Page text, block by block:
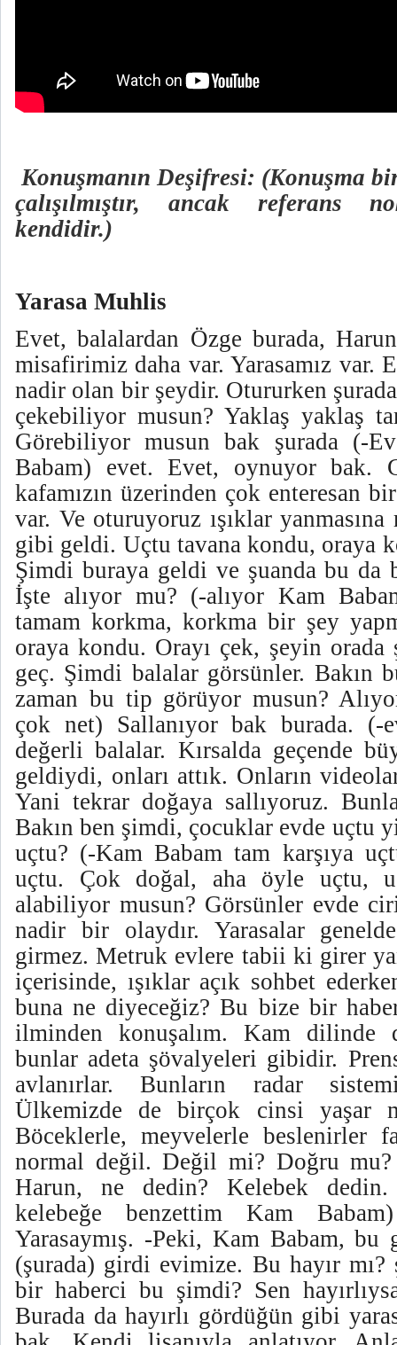
Konuşmanın Deşifresi: (Konuşma
çalışılmıştır, ancak referans
kendidir.)
Yarasa Muhlis
Evet, balalardan Özge burada,
misafirimiz daha var. Yarasamız var.
nadir olan bir şeydir. Otururken
çekebiliyor musun? Yaklaş yaklaş
Görebiliyor musun bak şurada (-
Babam) evet. Evet, oynuyor bak.
kafamızın üzerinden çok enteresan
var. Ve oturuyoruz ışıklar
gibi geldi. Uçtu tavana kondu, oraya
Şimdi buraya geldi ve şuanda bu
İşte alıyor mu? (-alıyor Kam
tamam korkma, korkma bir şey
oraya kondu. Orayı çek, şeyin orada
geç. Şimdi balalar görsünler. Bakın
zaman bu tip görüyor musun?
çok net) Sallanıyor bak burada.
değerli balalar. Kırsalda geçende
geldiydi, onları attık. Onların
Yani tekrar doğaya sallıyoruz.
Bakın ben şimdi, çocuklar evde uçtu
uçtu? (-Kam Babam tam karşıya
uçtu. Çok doğal, aha öyle uçtu,
alabiliyor musun? Görsünler evde
nadir bir olaydır. Yarasalar
girmez. Metruk evlere tabii ki girer
içerisinde, ışıklar açık sohbet
buna ne diyeceğiz? Bu bize bir
ilminden konuşalım. Kam dilinde
bunlar adeta şövalyeleri gibidir.
avlanırlar. Bunların radar
Ülkemizde de birçok cinsi yaşar
Böceklerle, meyvelerle beslenirler
normal değil. Değil mi? Doğru
Harun, ne dedin? Kelebek
kelebeğe benzettim Kam
Yarasaymış. -Peki, Kam Babam, bu
(şurada) girdi evimize. Bu hayır mı?
bir haberci bu şimdi? Sen
Burada da hayırlı gördüğün gibi